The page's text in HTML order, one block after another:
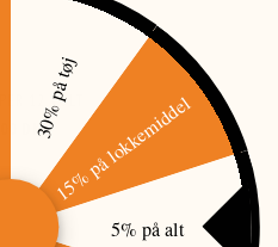
12 VOLT
DKK30% på tøj
15% på lokkemiddel
5% på alt